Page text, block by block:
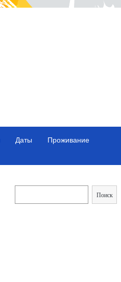
Даты
Проживание
Поиск